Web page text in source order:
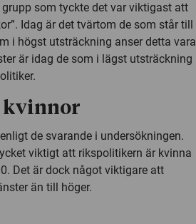
som tyckte det var viktigast att
Idag är det tvärtom de som står till
i högst utsträckning anser detta vara
är idag de som i lägst utsträckning
kvinnor
de svarande i undersökningen.
viktigt att rikspolitikern är kvinna
Det är dock något viktigare att
än till höger.